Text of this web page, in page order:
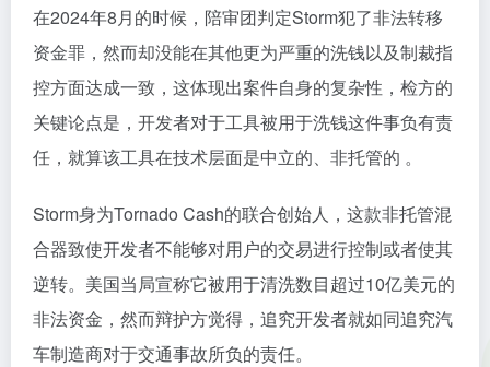
在2024年8月的时候，陪审团判定Storm犯了非法转移
资金罪，然而却没能在其他更为严重的洗钱以及制裁指
控方面达成一致，这体现出案件自身的复杂性，检方的
关键论点是，开发者对于工具被用于洗钱这件事负有责
任，就算该工具在技术层面是中立的、非托管的 。
Storm身为Tornado Cash的联合创始人，这款非托管混
合器致使开发者不能够对用户的交易进行控制或者使其
逆转。美国当局宣称它被用于清洗数目超过10亿美元的
非法资金，然而辩护方觉得，追究开发者就如同追究汽
车制造商对于交通事故所负的责任。